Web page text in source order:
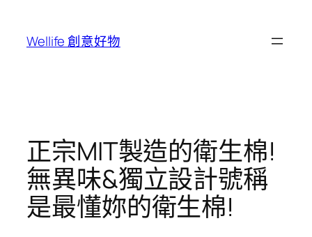
Wellife 創意好物
正宗MIT製造的衛生棉!
無異味&獨立設計號稱
是最懂妳的衛生棉!